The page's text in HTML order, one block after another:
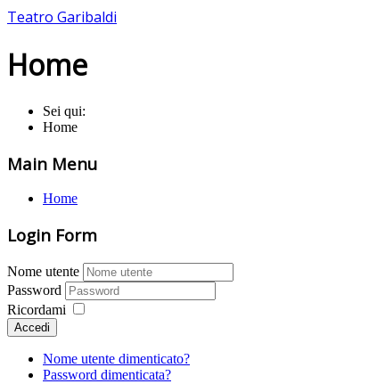
Teatro Garibaldi
Home
Sei qui:
Home
Main Menu
Home
Login Form
Nome utente
Password
Ricordami
Accedi
Nome utente dimenticato?
Password dimenticata?